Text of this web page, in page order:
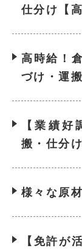
仕分け【
高時給！
づけ・運
【業績
搬・仕分け
様々な原
【免許が